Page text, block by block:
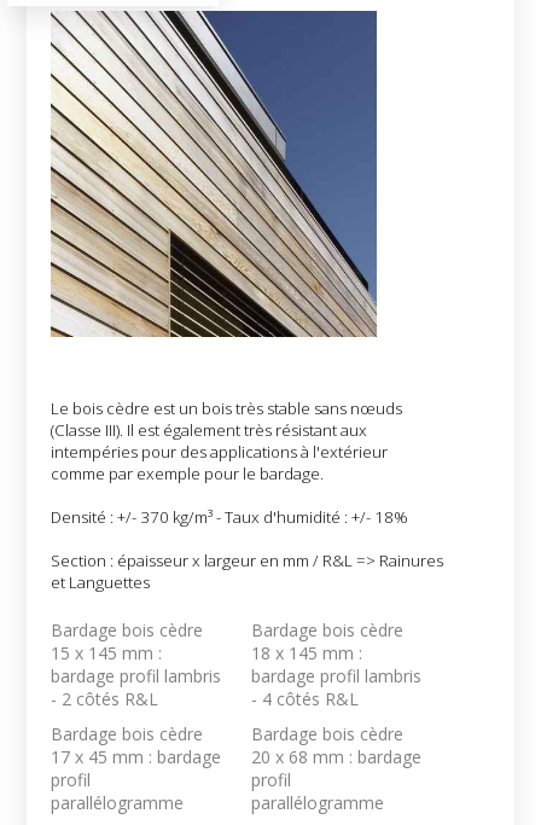
Le bois cèdre est un bois très stable sans nœuds
(Classe III). Il est également très résistant aux
intempéries pour des applications à l'extérieur
comme par exemple pour le bardage.
Densité : +/- 370 kg/m³ - Taux d'humidité : +/- 18%
Section : épaisseur x largeur en mm / R&L => Rainures
et Languettes
Bardage bois cèdre
15 x 145 mm :
bardage profil lambris
- 2 côtés R&L
Bardage bois cèdre
18 x 145 mm :
bardage profil lambris
- 4 côtés R&L
Bardage bois cèdre
17 x 45 mm : bardage
profil
parallélogramme
Bardage bois cèdre
20 x 68 mm : bardage
profil
parallélogramme